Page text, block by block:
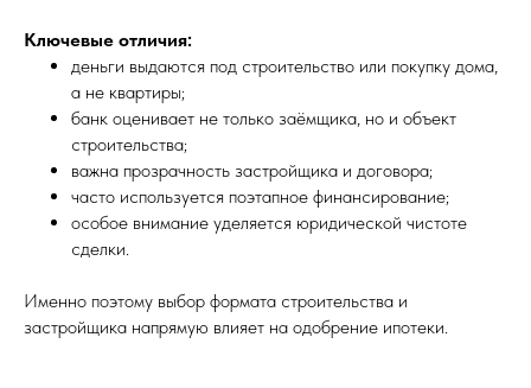
Ключевые отличия:
деньги выдаются под строительство или покупку дома,
а не квартиры;
банк оценивает не только заёмщика, но и объект
строительства;
важна прозрачность застройщика и договора;
часто используется поэтапное финансирование;
особое внимание уделяется юридической чистоте
сделки.
Именно поэтому выбор формата строительства и
застройщика напрямую влияет на одобрение ипотеки.